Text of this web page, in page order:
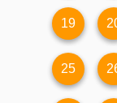
19
25